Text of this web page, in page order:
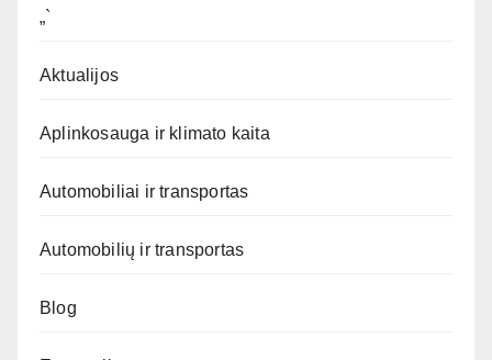
„`
Aktualijos
Aplinkosauga ir klimato kaita
Automobiliai ir transportas
Automobilių ir transportas
Blog